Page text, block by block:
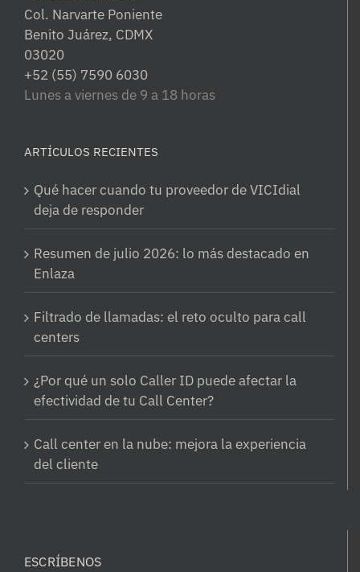
Col. Narvarte Poniente
Benito Juárez, CDMX
03020
+52 (55) 7590 6030
Lunes a viernes de 9 a 18 horas
ARTÍCULOS RECIENTES
Qué hacer cuando tu proveedor de VICIdial
deja de responder
Resumen de julio 2026: lo más destacado en
Enlaza
Filtrado de llamadas: el reto oculto para call
centers
¿Por qué un solo Caller ID puede afectar la
efectividad de tu Call Center?
Call center en la nube: mejora la experiencia
del cliente
ESCRÍBENOS